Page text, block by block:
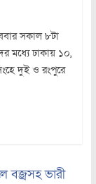
সকাল ৮টা
মধ্যে ঢাকায় ১০,
দুই ও রংপুরে
বজ্রসহ ভারী